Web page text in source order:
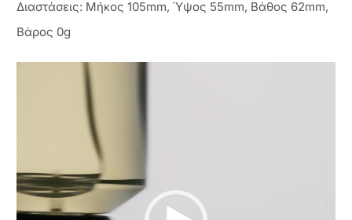
Διαστάσεις: Μήκος 105mm, Ύψος 55mm, Βάθος 62mm,
Βάρος 0g
Αναπαραγωγής